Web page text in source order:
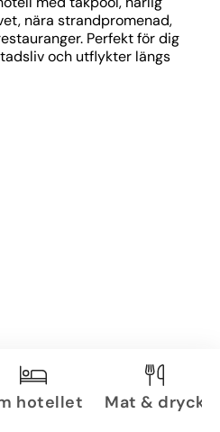
nära strandpromenad,
Perfekt för dig
och utflykter längs
hotellet Mat & dryck